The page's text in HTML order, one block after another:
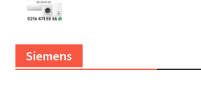
Siemens